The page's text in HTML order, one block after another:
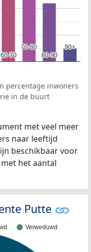
60-70
60-70
70-80
70-80
80-90
80-90
90+
90+
percentage inwoners
in de buurt
met veel meer
naar leeftijd
beschikbaar voor
het aantal
Putte
Verweduwd